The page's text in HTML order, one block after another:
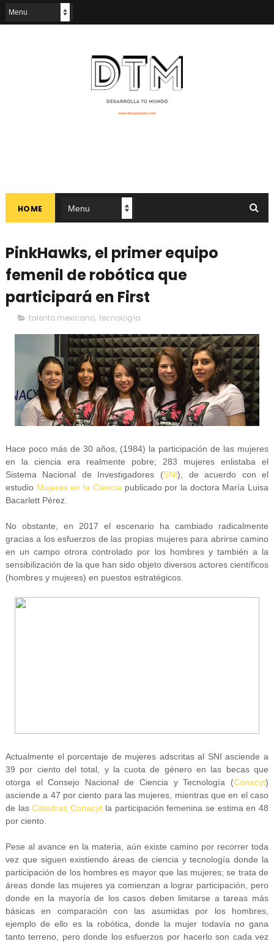
HOME
PinkHawks, el primer equipo
femenil de robótica que
participará en First
talento mexicano, tecnología
Hace poco más de 30 años, (1984) la participación de las mujeres
en la ciencia era realmente pobre; 283 mujeres enlistaba el
Sistema Nacional de Investigadores (SNI), de acuerdo con el
estudio Mujeres en la Ciencia publicado por la doctora María Luisa
Bacarlett Pérez.
No obstante, en 2017 el escenario ha cambiado radicalmente
gracias a los esfuerzos de las propias mujeres para abrirse camino
en un campo otrora controlado por los hombres y también a la
sensibilización de la que han sido objeto diversos actores científicos
(hombres y mujeres) en puestos estratégicos.
Actualmente el porcentaje de mujeres adscritas al SNI asciende a
39 por ciento del total, y la cuota de género en las becas que
otorga el Consejo Nacional de Ciencia y Tecnología (Conacyt)
asciende a 47 por ciento para las mujeres, mientras que en el caso
de lasCátedras Conacyt la participación femenina se estima en 48
por ciento.
Pese al avance en la materia, aún existe camino por recorrer toda
vez que siguen existiendo áreas de ciencia y tecnología donde la
participación de los hombres es mayor que las mujeres; se trata de
áreas donde las mujeres ya comienzan a lograr participación, pero
donde en la mayoría de los casos deben limitarse a tareas más
básicas en comparación con las asumidas por los hombres,
ejemplo de ello es la robótica, donde la mujer todavía no gana
tanto terreno, pero donde los esfuerzos por hacerlo son cada vez